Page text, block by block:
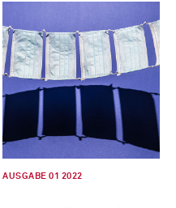
AUSGABE 01 2022